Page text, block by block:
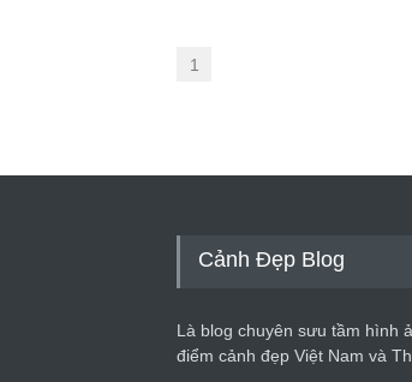
1
Cảnh Đẹp Blog
Là blog chuyên sưu tầm hình
điểm cảnh đẹp Việt Nam và